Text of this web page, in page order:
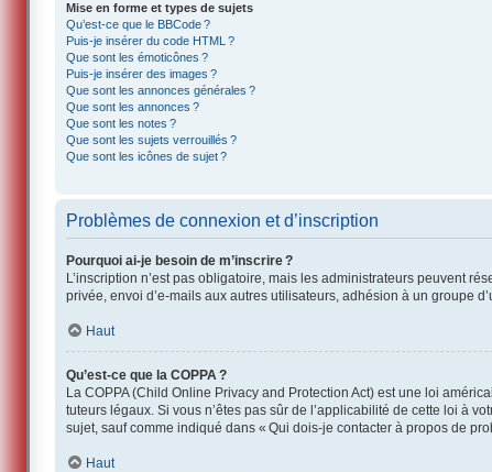
Mise en forme et types de sujets
Qu’est-ce que le BBCode ?
Puis-je insérer du code HTML ?
Que sont les émoticônes ?
Puis-je insérer des images ?
Que sont les annonces générales ?
Que sont les annonces ?
Que sont les notes ?
Que sont les sujets verrouillés ?
Que sont les icônes de sujet ?
Problèmes de connexion et d’inscription
Pourquoi ai-je besoin de m’inscrire ?
L’inscription n’est pas obligatoire, mais les administrateurs peuvent
privée, envoi d’e-mails aux autres utilisateurs, adhésion à un groupe
Haut
Qu’est-ce que la COPPA ?
La COPPA (Child Online Privacy and Protection Act) est une loi
tuteurs légaux. Si vous n’êtes pas sûr de l’applicabilité de cette loi à
sujet, sauf comme indiqué dans « Qui dois-je contacter à propos de
Haut